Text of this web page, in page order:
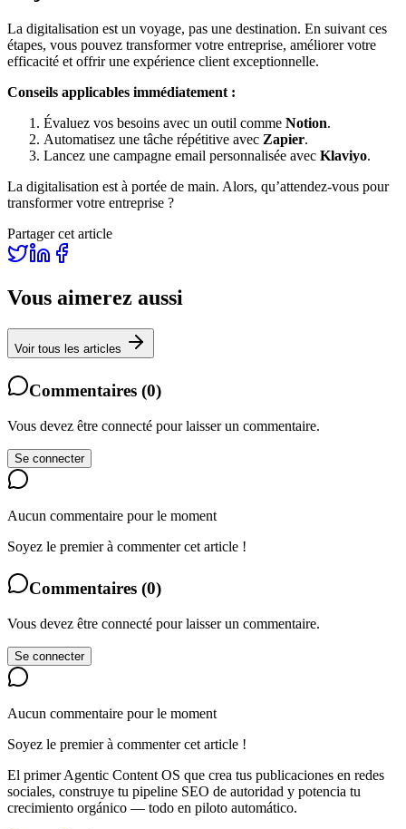
La digitalisation est un voyage, pas une destination. En suivant ces
étapes, vous pouvez transformer votre entreprise, améliorer votre
efficacité et offrir une expérience client exceptionnelle.
Conseils applicables immédiatement :
Évaluez vos besoins avec un outil comme Notion.
Automatisez une tâche répétitive avec Zapier.
Lancez une campagne email personnalisée avec Klaviyo.
La digitalisation est à portée de main. Alors, qu’attendez-vous pour
transformer votre entreprise ?
Partager cet article
Vous aimerez aussi
Voir tous les articles
Commentaires (0)
Vous devez être connecté pour laisser un commentaire.
Se connecter
Aucun commentaire pour le moment
Soyez le premier à commenter cet article !
Commentaires (0)
Vous devez être connecté pour laisser un commentaire.
Se connecter
Aucun commentaire pour le moment
Soyez le premier à commenter cet article !
El primer Agentic Content OS que crea tus publicaciones en redes
sociales, construye tu pipeline SEO de autoridad y potencia tu
crecimiento orgánico — todo en piloto automático.